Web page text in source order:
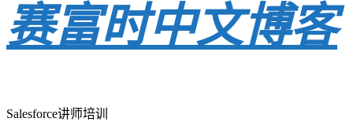
赛富时中文博客
Salesforce讲师培训